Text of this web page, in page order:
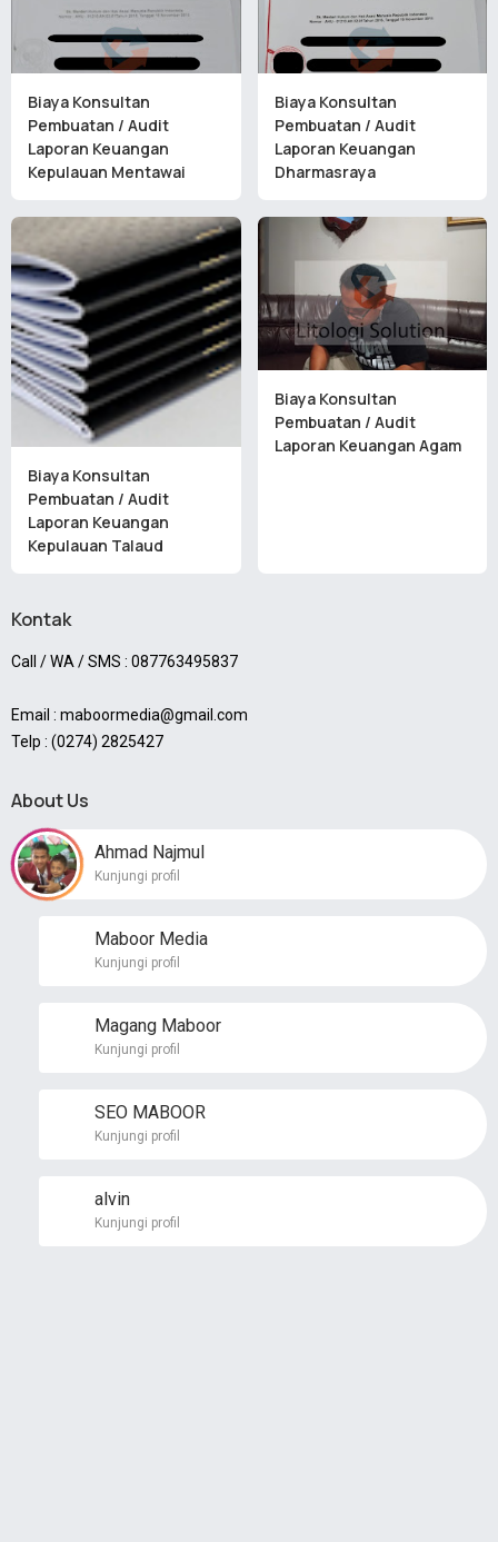
Biaya Konsultan
Pembuatan / Audit
Laporan Keuangan
Kepulauan Mentawai
Biaya Konsultan
Pembuatan / Audit
Laporan Keuangan
Dharmasraya
Biaya Konsultan
Pembuatan / Audit
Laporan Keuangan
Kepulauan Talaud
Biaya Konsultan
Pembuatan / Audit
Laporan Keuangan Agam
Kontak
Call / WA / SMS : 087763495837
Email : maboormedia@gmail.com
Telp : (0274) 2825427
About Us
Ahmad Najmul
Kunjungi profil
Maboor Media
Kunjungi profil
Magang Maboor
Kunjungi profil
SEO MABOOR
Kunjungi profil
alvin
Kunjungi profil